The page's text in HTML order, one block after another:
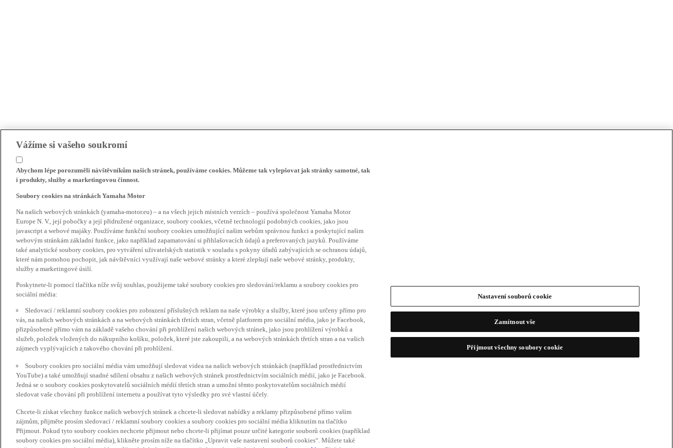
Vážíme si vašeho soukromí
Abychom lépe porozuměli návštěvníkům našich stránek, používáme cookies. Můžeme tak vylepšovat jak stránky samotné, tak
i produkty, služby a marketingovou činnost.
Soubory cookies na stránkách Yamaha Motor
Na našich webových stránkách (yamaha-motor.eu) – a na všech jejich místních verzích – používá společnost Yamaha Motor
Europe N. V., její pobočky a její přidružené organizace, soubory cookies, včetně technologií podobných cookies, jako jsou
javascript a webové majáky. Používáme funkční soubory cookies umožňující našim webům správnou funkci a poskytující našim
webovým stránkám základní funkce, jako například zapamatování si přihlašovacích údajů a preferovaných jazyků. Používáme
také analytické soubory cookies, pro vytváření uživatelských statistik v souladu s pokyny úřadů zabývajících se ochranou údajů,
které nám pomohou pochopit, jak návštěvníci využívají naše webové stránky a které zlepšují naše webové stránky, produkty,
služby a marketingové úsilí.
Poskytnete-li pomocí tlačítka níže svůj souhlas, použijeme také soubory cookies pro sledování/reklamu a soubory cookies pro
sociální média:
Sledovací / reklamní soubory cookies pro zobrazení příslušných reklam na naše výrobky a služby, které jsou určeny přímo pro
vás, na našich webových stránkách a na webových stránkách třetích stran, včetně platforem pro sociální média, jako je Facebook,
přizpůsobené přímo vám na základě vašeho chování při prohlížení našich webových stránek, jako jsou prohlížení výrobků a
služeb, položek vložených do nákupního košíku, položek, které jste zakoupili, a na webových stránkách třetích stran a na vašich
zájmech vyplývajících z takového chování při prohlížení.
Soubory cookies pro sociální média vám umožňují sledovat videa na našich webových stránkách (například prostřednictvím
YouTube) a také umožňují snadné sdílení obsahu z našich webových stránek prostřednictvím sociálních médií, jako je Facebook.
Jedná se o soubory cookies poskytovatelů sociálních médií třetích stran a umožní těmto poskytovatelům sociálních médií
sledovat vaše chování při prohlížení internetu a používat tyto výsledky pro své vlastní účely.
Chcete-li získat všechny funkce našich webových stránek a chcete-li sledovat nabídky a reklamy přizpůsobené přímo vašim
zájmům, přijměte prosím sledovací / reklamní soubory cookies a soubory cookies pro sociální média kliknutím na tlačítko
Přijmout. Pokud tyto soubory cookies nechcete přijmout nebo chcete-li přijímat pouze určité kategorie souborů cookies (například
soubory cookies pro sociální média), klikněte prosím níže na tlačítko „Upravit vaše nastavení souborů cookies“. Můžete také
Nastavení souborů cookie
Zamítnout vše
Přijmout všechny soubory cookie